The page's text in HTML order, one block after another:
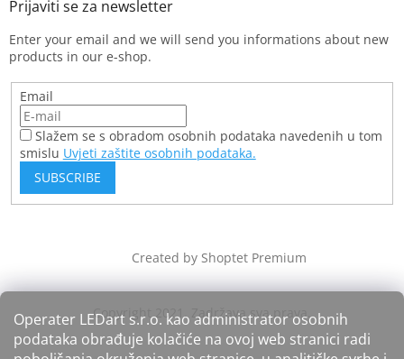
Operater LEDart s.r.o. kao administrator osobnih
podataka obrađuje kolačiće na ovoj web stranici radi
Enter your email and we will send you informations about new
products in our e-shop.
Email
Slažem se s obradom osobnih podataka navedenih u tom
smislu Uvjeti zaštite osobnih podataka.
SUBSCRIBE
Created by Shoptet Premium